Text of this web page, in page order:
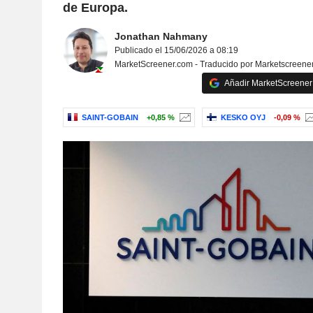
de Europa.
Jonathan Nahmany
Publicado el 15/06/2026 a 08:19
MarketScreener.com - Traducido por
Añadir
SAINT-GOBAIN +0,85 % KESKO OYJ -0,09 %